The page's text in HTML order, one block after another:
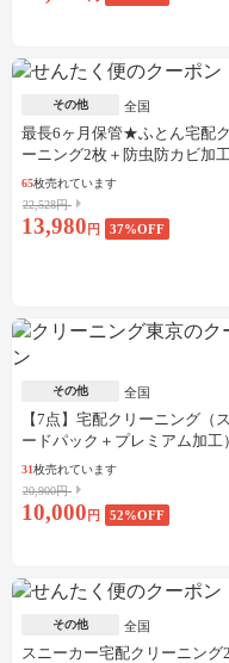
その他 全国
最長6ヶ月保管★ふとん宅配
ーニング2枚＋防虫防カビ加
しみ抜き
65枚売れています
22,528円
13,980 円 37%OFF
その他 全国
【7点】宅配クリーニング（
ードパック＋プレミアム加工）
31枚売れています
20,900円
10,000 円 52%OFF
その他 全国
スニーカー宅配クリーニング